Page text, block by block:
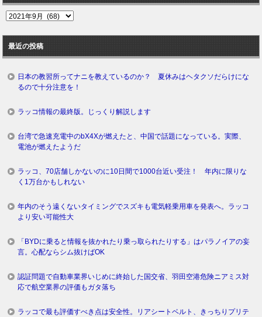
過
ロ
グ
最近の投稿
日本の教習所ってナニを教えているのか？ 夏休みはヘタクソだらけにな
るので十分注意を！
ラッコ情報の最終版。じっくり解説します
台湾で急速充電中のbX4Xが燃えたと、中国で話題になっている。実際、
電池が燃えたようだ
ラッコ、70店舗しかないのに10日間で1000台近い受注！ 年内に限りな
く1万台かもしれない
年内のそう遠くないタイミングでスズキも電気軽乗用車を発表へ。ラッコ
より安い可能性大
「BYDに乗ると情報を抜かれたり乗っ取られたりする」はパラノイアの妄
言。心配ならシム抜けばOK
認証問題で自動車業界いじめに終始した国交省、羽田空港危険ニアミス対
応で航空業界の評価もガタ落ち
ラッコで最も評価すべき点は安全性。リアシートベルト、きっちりプリテ